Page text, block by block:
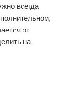
всегда
от
на